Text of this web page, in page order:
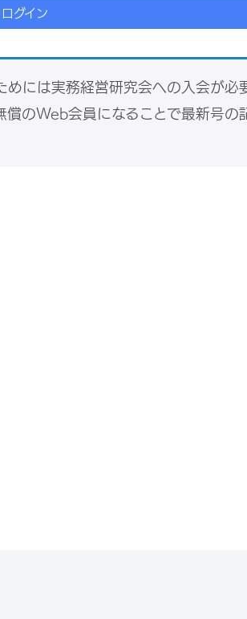
ログイン
めには実務経営研究会への入会が必
償のWeb会員になることで最新号の